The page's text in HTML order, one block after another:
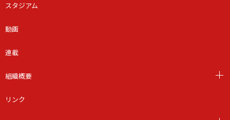
スタジアム
動画
連載
組織概要
リンク